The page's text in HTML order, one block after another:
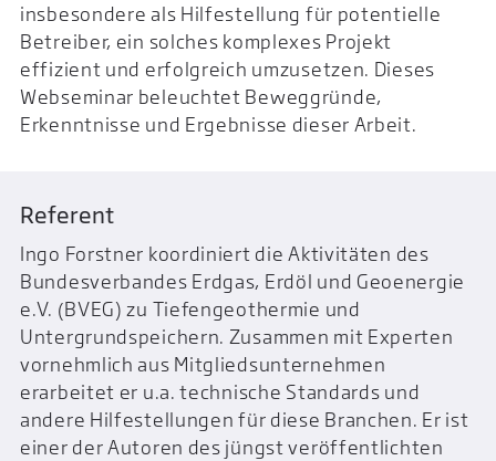
insbesondere als Hilfestellung für potentielle
Betreiber, ein solches komplexes Projekt
effizient und erfolgreich umzusetzen. Dieses
Webseminar beleuchtet Beweggründe,
Erkenntnisse und Ergebnisse dieser Arbeit.
Referent
Ingo Forstner koordiniert die Aktivitäten des
Bundesverbandes Erdgas, Erdöl und Geoenergie
e.V. (BVEG) zu Tiefengeothermie und
Untergrundspeichern. Zusammen mit Experten
vornehmlich aus Mitgliedsunternehmen
erarbeitet er u.a. technische Standards und
andere Hilfestellungen für diese Branchen. Er ist
einer der Autoren des jüngst veröffentlichten